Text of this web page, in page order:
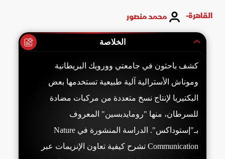
القاهرة- محمد منصور
الخلاصة
كشف باحثون في جامعتي وورويك البريطانية
وموناش الأسترالية آلية طبيعية تستخدمها بعض
البكتيريا لإنتاج نسخ متعددة من مركبات مضادة
للسرطان، منها "رومايدبسين" المعروف
بـ"إستوداكس". الدراسة المنشورة في Nature
Communication تشرح كيفية تعاون الإنزيمات عبر